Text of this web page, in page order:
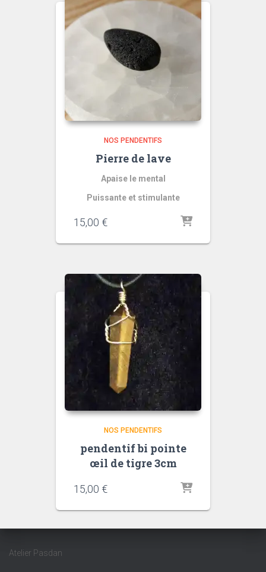
NOS PENDENTIFS
Pierre de lave
Apaise le mental
Puissante et stimulante
15,00 €
NOS PENDENTIFS
pendentif bi pointe
œil de tigre 3cm
Améthyst
Oeil
15,00 €
Atelier Pasdan